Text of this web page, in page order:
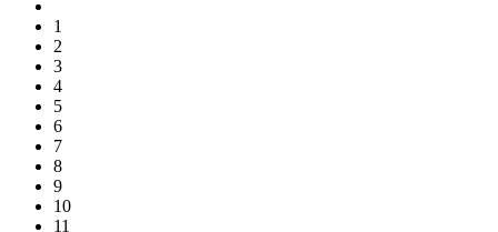
1
2
3
4
5
6
7
8
9
10
11